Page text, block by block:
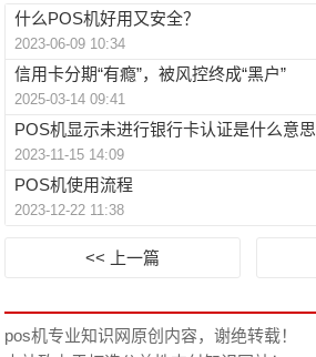
什么POS机好用又安全？
2023-06-09 10:34
信用卡分期“有瘾”，被风控终成“黑户”
2025-03-14 09:41
POS机显示未进行银行卡认证是什么意思
2023-11-15 14:09
POS机使用流程
2023-12-22 11:38
<< 上一篇
pos机专业知识网原创内容，谢绝转载！